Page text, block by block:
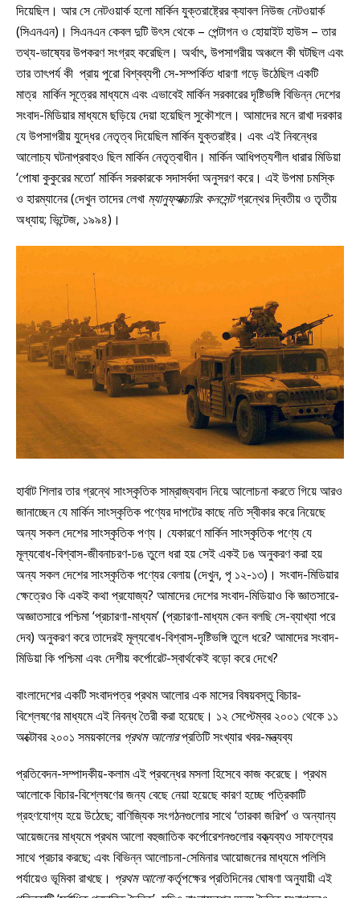
দিয়েছিল। আর সে নেটওয়ার্ক হলো মার্কিন যুক্তরাষ্ট্রের ক্যাবল নিউজ নেটওয়ার্ক
(সিএনএন)। সিএনএন কেবল দুটি উৎস থেকে – পেন্টাগন ও হোয়াইট হাউস – তার
তথ্য-ভাষ্যের উপকরণ সংগ্রহ করেছিল। অর্থাৎ, উপসাগরীয় অঞ্চলে কী ঘটছিল এবং
তার তাৎপর্য কী প্রায় পুরো বিশ্বব্যপী সে-সম্পর্কিত ধারণা গড়ে উঠেছিল একটি
মাত্র মার্কিন সূত্রের মাধ্যমে এবং এভাবেই মার্কিন সরকারের দৃষ্টিভঙ্গি বিভিন্ন দেশের
সংবাদ-মিডিয়ার মাধ্যমে ছড়িয়ে দেয়া হয়েছিল সুকৌশলে। আমাদের মনে রাখা দরকার
যে উপসাগরীয় যুদ্ধের নেতৃত্ব দিয়েছিল মার্কিন যুক্তরাষ্ট্র। এবং এই নিবন্ধের
আলোচ্য ঘটনাপ্রবাহও ছিল মার্কিন নেতৃত্বাধীন। মার্কিন আধিপত্যশীল ধারার মিডিয়া
‘পোষা কুকুরের মতো’ মার্কিন সরকারকে সদাসর্বদা অনুসরণ করে। এই উপমা চমস্কি
ও হারম্যানের (দেখুন তাদের লেখা ম্যানুফ্যাক্চারিং কনসেন্টগ্রন্থের দ্বিতীয় ও তৃতীয়
অধ্যায়; ভিন্টেজ, ১৯৯৪)।
হার্বাট শিলার তার গ্রন্থে সাংস্কৃতিক সাম্রাজ্যবাদ নিয়ে আলোচনা করতে গিয়ে আরও
জানাচ্ছেন যে মার্কিন সাংস্কৃতিক পণ্যের দাপটের কাছে নতি স্বীকার করে নিয়েছে
অন্য সকল দেশের সাংস্কৃতিক পণ্য। যেকারণে মার্কিন সাংস্কৃতিক পণ্যে যে
মূল্যবোধ-বিশ্বাস-জীবনাচরণ-ঢঙ তুলে ধরা হয় সেই একই ঢঙ অনুকরণ করা হয়
অন্য সকল দেশের সাংস্কৃতিক পণ্যের বেলায় (দেখুন, পৃ ১২-১৩)। সংবাদ-মিডিয়ার
ক্ষেত্রেও কি একই কথা প্রযোজ্য? আমাদের দেশের সংবাদ-মিডিয়াও কি জ্ঞাতসারে-
অজ্ঞাতসারে পশ্চিমা ‘প্রচারণা-মাধ্যম’ (প্রচারণা-মাধ্যম কেন বলছি সে-ব্যাখ্যা পরে
দেব) অনুকরণ করে তাদেরই মূল্যবোধ-বিশ্বাস-দৃষ্টিভঙ্গি তুলে ধরে? আমাদের সংবাদ-
মিডিয়া কি পশ্চিমা এবং দেশীয় কর্পোরেট-স্বার্থকেই বড়ো করে দেখে?
বাংলাদেশের একটি সংবাদপত্র প্রথম আলোর এক মাসের বিষয়বস্তু বিচার-
বিশ্লেষণের মাধ্যমে এই নিবন্ধ তৈরী করা হয়েছে। ১২ সেপ্টেম্বর ২০০১ থেকে ১১
অক্টোবর ২০০১ সময়কালের প্রথম আলোরপ্রতিটি সংখ্যার খবর-মন্ত্যব্য
প্রতিবেদন-সম্পাদকীয়-কলাম এই প্রবন্ধের মসলা হিসেবে কাজ করেছে। প্রথম
আলোকে বিচার-বিশ্লেষণের জন্য বেছে নেয়া হয়েছে কারণ হচ্ছে পত্রিকাটি
গ্রহণযোগ্য হয়ে উঠেছে; বাণিজ্যিক সংগঠনগুলোর সাথে ‘তারকা জরিপ’ ও অন্যান্য
আয়েজনের মাধ্যমে প্রথম আলো বহুজাতিক কর্পোরেশনগুলোর বক্ত্যব্যও সাফল্যের
সাথে প্রচার করছে; এবং বিভিন্ন আলোচনা-সেমিনার আয়োজনের মাধ্যমে পলিসি
পর্যায়েও ভূমিকা রাখছে। প্রথম আলোকর্তৃপক্ষের প্রতিদিনের ঘোষণা অনুযায়ী এই